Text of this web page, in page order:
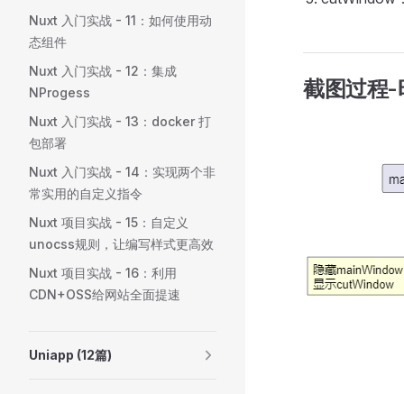
Nuxt 入门实战 - 11：如何使用动
态组件
Nuxt 入门实战 - 12：集成
NProgess
Nuxt 入门实战 - 13：docker 打
包部署
Nuxt 入门实战 - 14：实现两个非
常实用的自定义指令
Nuxt 项目实战 - 15：自定义
unocss规则，让编写样式更高效
Nuxt 项目实战 - 16：利用
CDN+OSS给网站全面提速
Uniapp (12篇)
截图过程-